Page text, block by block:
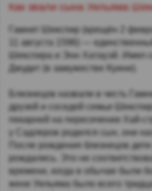
Как звали сына Уильяма
Гамнет Шекспир (крещён 2
11 августа 1596) —
Шекспира и Энн Хатауэй. Имел
Джудит (в замужестве Куини).
Близнецов назвали в честь
друзей и соседей семьи
пекарней на пересечении Хай-
у Садлеров родился сын, они
После рождения близнецов
рождались. Это не
времени, когда в обычае были
жене Уильяма было всего